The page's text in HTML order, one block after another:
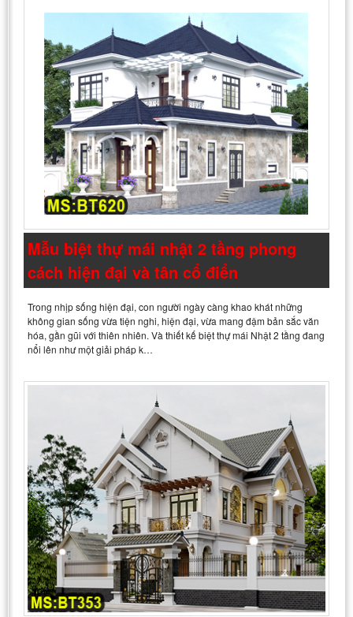
Mẫu biệt thự mái nhật 2 tầng phong
cách hiện đại và tân cổ điển
Trong nhịp sống hiện đại, con người ngày càng khao khát những
không gian sống vừa tiện nghi, hiện đại, vừa mang đậm bản sắc văn
hóa, gần gũi với thiên nhiên. Và thiết kế biệt thự mái Nhật 2 tầng đang
nổi lên như một giải pháp k…